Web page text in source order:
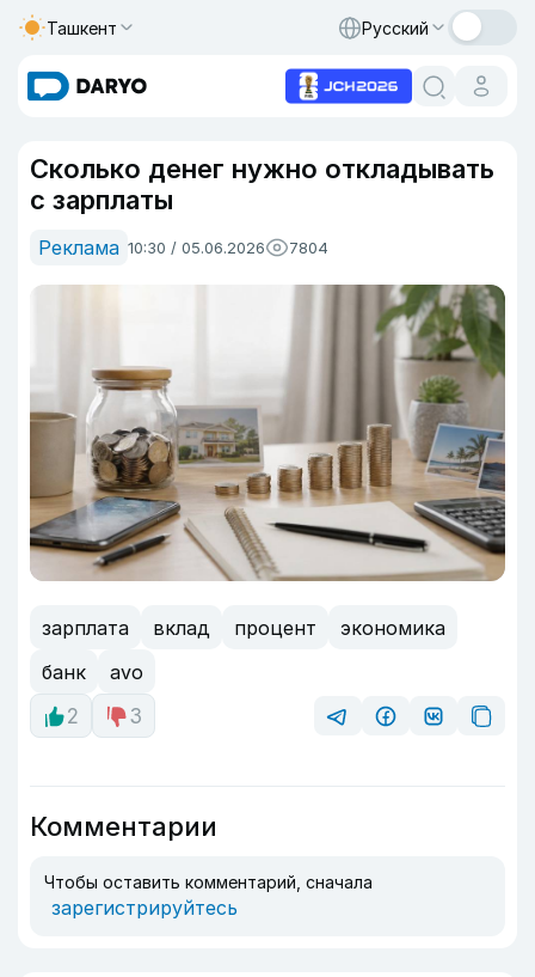
Ташкент Русский
Сколько денег нужно откладывать
с зарплаты
Реклама 10:30 / 05.06.2026 7804
зарплата вклад процент
экономика
банк
avo
2
3
Комментарии
Чтобы оставить комментарий, сначала
зарегистрируйтесь